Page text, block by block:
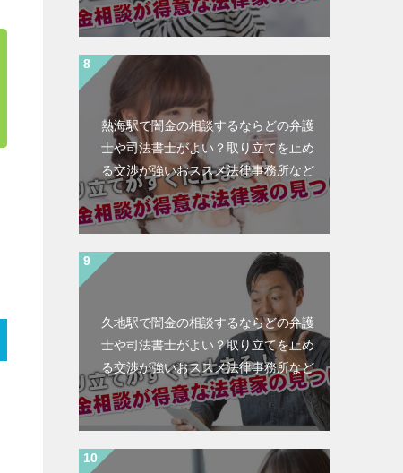
熱海駅で闇金の相談するならどの弁護
士や司法書士がよい？取り立てを止め
る交渉が強いおススメ法律事務所など
久地駅で闇金の相談するならどの弁護
士や司法書士がよい？取り立てを止め
る交渉が強いおススメ法律事務所など